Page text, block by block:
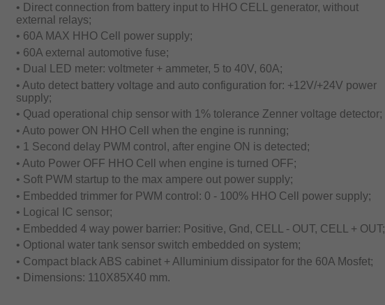
• Direct connection from battery input to HHO CELL generator, without
external relays;
• 60A MAX HHO Cell power supply;
• 60A external automotive fuse;
• Dual LED meter: voltmeter + ammeter, 5 to 40V, 60A;
• Auto detect battery voltage and auto configuration for: +12V/+24V power
supply;
• Quad operational chip sensor with 1% tolerance Zenner voltage detector;
• Auto power ON HHO Cell when the engine is running;
• 1 Second delay PWM control, after engine ON is detected;
• Auto Power OFF HHO Cell when engine is turned OFF;
• Soft PWM startup to the max ampere out power supply;
• Embedded trimmer for PWM control: 0 - 100% HHO Cell power supply;
• Logical IC sensor;
• Embedded 4 way power barrier: Positive, Gnd, CELL - OUT, CELL + OUT;
• Optional water tank sensor switch embedded on system;
• Compact black ABS cabinet + Alluminium dissipator for the 60A Mosfet;
• Dimensions: 110X85X40 mm.